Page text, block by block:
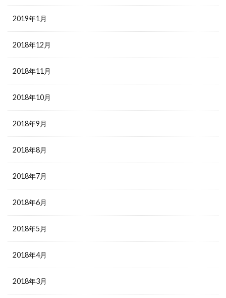
2019年1月
2018年12月
2018年11月
2018年10月
2018年9月
2018年8月
2018年7月
2018年6月
2018年5月
2018年4月
2018年3月